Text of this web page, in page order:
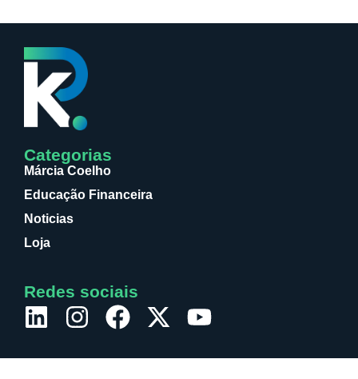
Categorias
Márcia Coelho
Educação Financeira
Noticias
Loja
Redes sociais